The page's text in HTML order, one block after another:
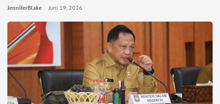
JenniferBlake Juni 19, 2026